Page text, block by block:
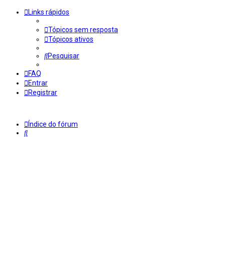
Links rápidos
Tópicos sem resposta
Tópicos ativos
Pesquisar
FAQ
Entrar
Registrar
Índice do fórum
Pesquisar